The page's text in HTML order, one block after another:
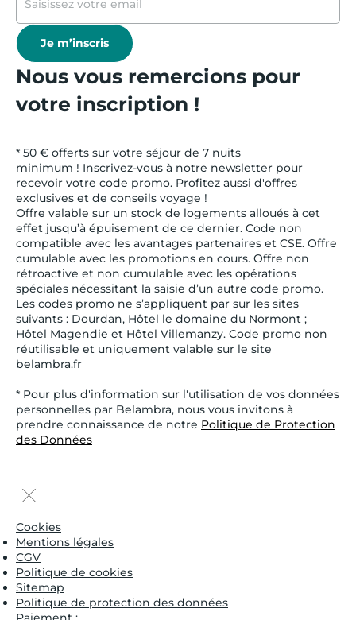
Je m’inscris
Nous vous remercions pour
votre inscription !
* 50 € offerts sur votre séjour de 7 nuits
minimum ! Inscrivez-vous à notre newsletter pour
recevoir votre code promo. Profitez aussi d'offres
exclusives et de conseils voyage !
Offre valable sur un stock de logements alloués à cet
effet jusqu’à épuisement de ce dernier. Code non
compatible avec les avantages partenaires et CSE. Offre
cumulable avec les promotions en cours. Offre non
rétroactive et non cumulable avec les opérations
spéciales nécessitant la saisie d’un autre code promo.
Les codes promo ne s’appliquent par sur les sites
suivants : Dourdan, Hôtel le domaine du Normont ;
Hôtel Magendie et Hôtel Villemanzy. Code promo non
réutilisable et uniquement valable sur le site
belambra.fr
* Pour plus d'information sur l'utilisation de vos données
personnelles par Belambra, nous vous invitons à
prendre connaissance de notre Politique de Protection
des Données
Cookies
Mentions légales
CGV
Politique de cookies
Sitemap
Politique de protection des données